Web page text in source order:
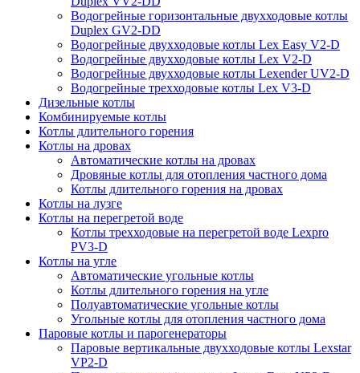
Водогрейные горизонтальные двухходовые котлы
Duplex GV2-DD
Водогрейные двухходовые котлы Lex Easy V2-D
Водогрейные двухходовые котлы Lex V2-D
Водогрейные двухходовые котлы Lexender UV2-D
Водогрейные трехходовые котлы Lex V3-D
Дизельные котлы
Комбинируемые котлы
Котлы длительного горения
Котлы на дровах
Автоматические котлы на дровах
Дровяные котлы для отопления частного дома
Котлы длительного горения на дровах
Котлы на лузге
Котлы на перегретой воде
Котлы трехходовые на перегретой воде Lexpro
PV3-D
Котлы на угле
Автоматические угольные котлы
Котлы длительного горения на угле
Полуавтоматические угольные котлы
Угольные котлы для отопления частного дома
Паровые котлы и парогенераторы
Паровые вертикальные двухходовые котлы Lexstar
VP2-D